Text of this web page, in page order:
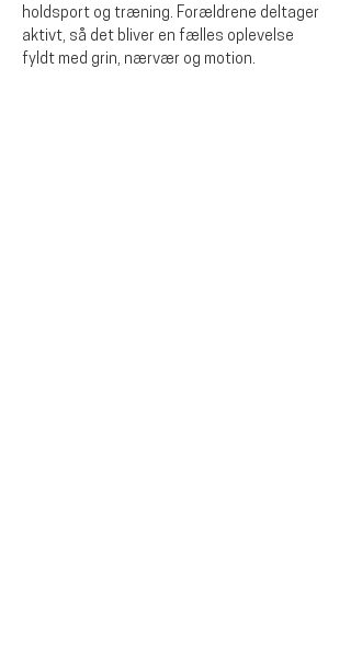
holdsport og træning. Forældrene deltager
aktivt, så det bliver en fælles oplevelse
fyldt med grin, nærvær og motion.